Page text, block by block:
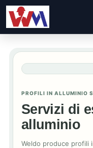
PROFILI IN ALLUMINIO
Servizi di
alluminio
Weldo produce profili